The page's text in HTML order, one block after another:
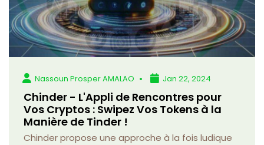
Nassoun Prosper AMALAO Jan 22, 2024
Chinder - L'Appli de Rencontres pour
Vos Cryptos : Swipez Vos Tokens à la
Manière de Tinder !
Chinder propose une approche à la fois ludique